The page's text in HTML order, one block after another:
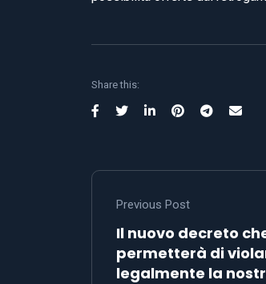
Share this:
Previous Post
Il nuovo decreto
permetterà di
legalmente la